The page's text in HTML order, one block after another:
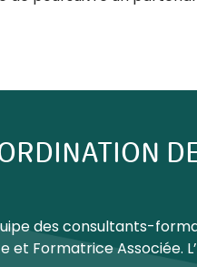
des consultants-
et Formatrice Associée.